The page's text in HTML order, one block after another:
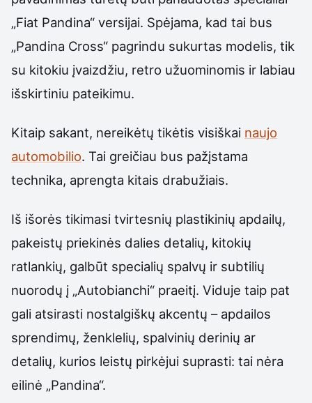
„Fiat Pandina“ versijai. Spėjama, kad tai bus
„Pandina Cross“ pagrindu sukurtas modelis, tik
su kitokiu įvaizdžiu, retro užuominomis ir labiau
išskirtiniu pateikimu.
Kitaip sakant, nereikėtų tikėtis visiškai naujo
automobilio. Tai greičiau bus pažįstama
technika, aprengta kitais drabužiais.
Iš išorės tikimasi tvirtesnių plastikinių apdailų,
pakeistų priekinės dalies detalių, kitokių
ratlankių, galbūt specialių spalvų ir subtilių
nuorodų į „Autobianchi“ praeitį. Viduje taip pat
gali atsirasti nostalgiškų akcentų – apdailos
sprendimų, ženklelių, spalvinių derinių ar
detalių, kurios leistų pirkėjui suprasti: tai nėra
eilinė „Pandina“.